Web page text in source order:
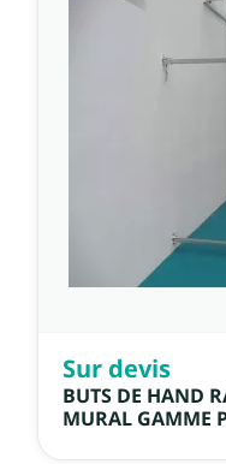
Sur devis
BUTS DE HAND
MURAL GAMME